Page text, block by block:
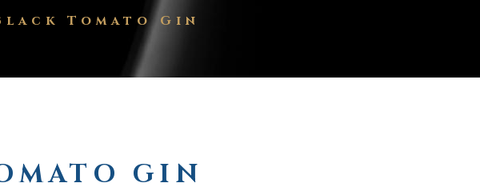
Black Tomato Gin
GIN